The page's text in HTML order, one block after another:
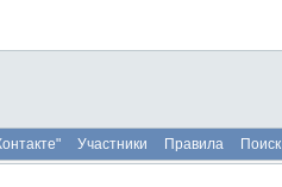
Участники Правила Поиск